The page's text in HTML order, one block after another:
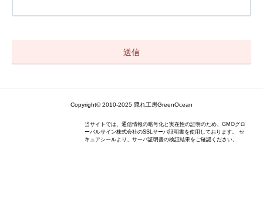
Copyright© 2010-2025 隠れ工房GreenOcean
当サイトでは、通信情報の暗号化と実在性の証明のため、GMOグロ
ーバルサイン株式会社のSSLサーバ証明書を使用しております。 セ
キュアシールより、サーバ証明書の検証結果をご確認ください。